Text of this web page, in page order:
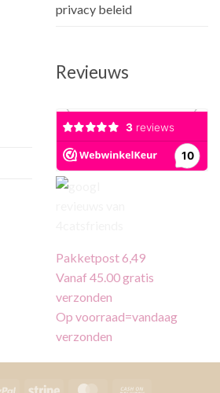
privacy beleid
Revieuws
Pakketpost 6,49
Vanaf 45.00 gratis
verzonden
Op voorraad=vandaag
verzonden
PayPal Stripe MasterCard